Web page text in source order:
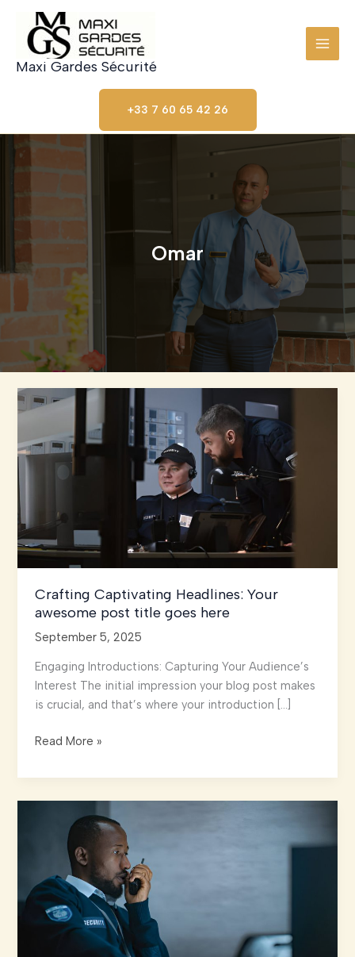
content
Maxi Gardes Sécurité
+33 7 60 65 42 26
Omar
Crafting Captivating Headlines: Your
awesome post title goes here
September 5, 2025
Engaging Introductions: Capturing Your Audience’s
Interest The initial impression your blog post makes
is crucial, and that’s where your introduction […]
Crafting
Headlines:
Your
awesome
goes
here
Read More »